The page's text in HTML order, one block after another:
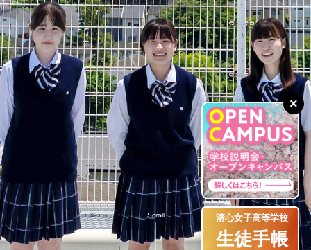
Scroll 清心女子高等学校
生徒手帳
×